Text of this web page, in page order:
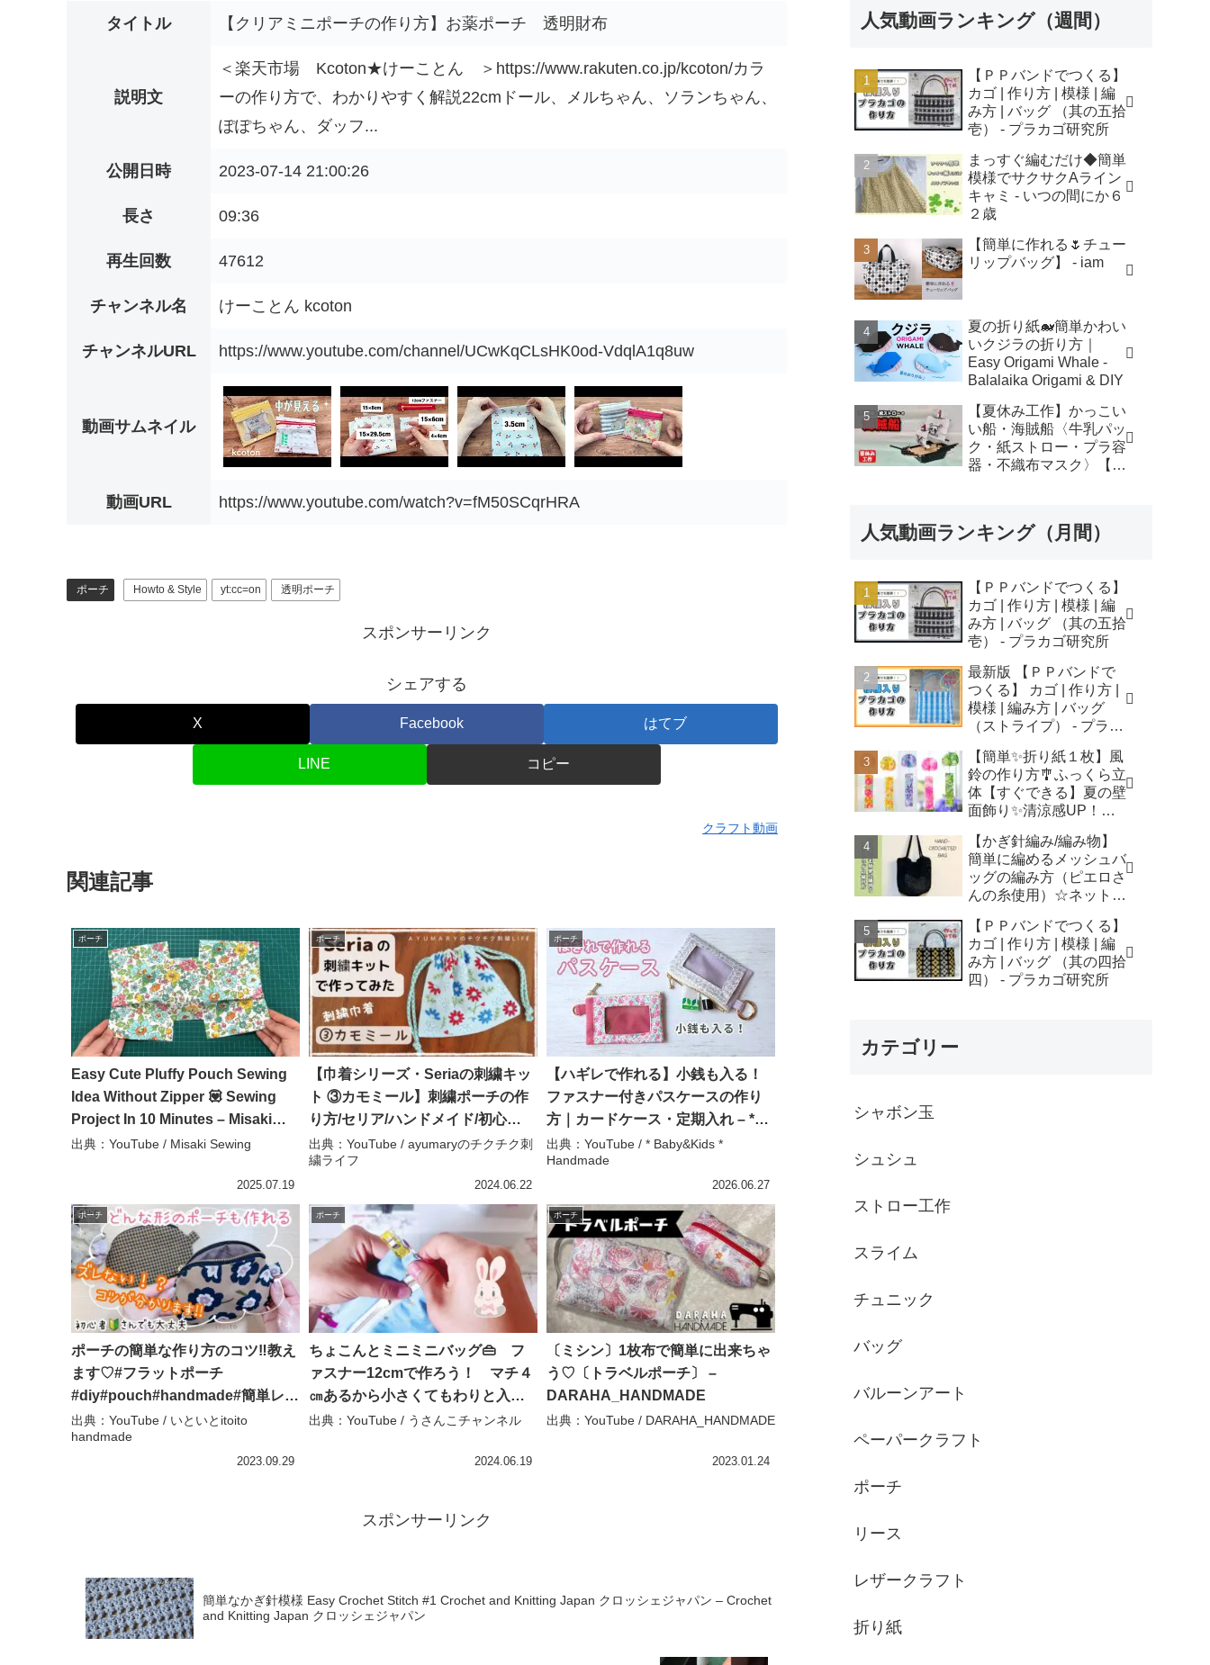
タイトル 【クリアミニポーチの作り方】お薬ポーチ 透明財布
説明文
＜楽天市場 Kcoton★けーことん ＞https://www.rakuten.co.jp/kcoton/カラ
ーの作り方で、わかりやすく解説22cmドール、メルちゃん、ソランちゃん、
ぽぽちゃん、ダッフ...
公開日時 2023-07-14 21:00:26
長さ 09:36
再生回数 47612
チャンネル名 けーことん kcoton
チャンネルURL https://www.youtube.com/channel/UCwKqCLsHK0od-VdqlA1q8uw
動画サムネイル
動画URL https://www.youtube.com/watch?v=fM50SCqrHRA
ポーチ Howto & Style yt:cc=on 透明ポーチ
スポンサーリンク
シェアする
X Facebook はてブ
LINE コピー
クラフト動画
関連記事
ポーチ
Easy Cute Pluffy Pouch Sewing
Idea Without Zipper 💟 Sewing
Project In 10 Minutes – Misaki
Sewing
出典：YouTube / Misaki Sewing
2025.07.19
ポーチ
【巾着シリーズ・Seriaの刺繍キッ
ト ③カモミール】刺繍ポーチの作
り方/セリア/ハンドメイド/初心
者/embroidery – ayumaryのチクチ
ク刺繍ライフ
出典：YouTube / ayumaryのチクチク刺
繍ライフ
2024.06.22
ポーチ
【ハギレで作れる】小銭も入る！
ファスナー付きパスケースの作り
方｜カードケース・定期入れ – *
Baby&Kids * Handmade
出典：YouTube / * Baby&Kids *
Handmade
2026.06.27
ポーチ
ポーチの簡単な作り方のコツ‼️教え
ます♡#フラットポーチ
#diy#pouch#handmade#簡単レシ
ピ#いといとitoito – いといとitoito
handmade
出典：YouTube / いといとitoito
handmade
2023.09.29
ポーチ
ちょこんとミニミニバッグ👜 フ
ァスナー12cmで作ろう！ マチ４
㎝あるから小さくてもわりと入り
ますよ😄 sewing tutorial （ポー
人気の形です！ – うさんこチャン
出典：YouTube / うさんこチャンネル
2024.06.19
ポーチ
〔ミシン〕1枚布で簡単に出来ちゃ
う♡〔トラベルポーチ〕 –
DARAHA_HANDMADE
出典：YouTube / DARAHA_HANDMADE
2023.01.24
スポンサーリンク
簡単なかぎ針模様 Easy Crochet Stitch #1 Crochet and Knitting Japan クロッシェジャパン – Crochet
and Knitting Japan クロッシェジャパン
人気動画ランキング（週間）
【ＰＰバンドでつくる】
カゴ | 作り方 | 模様 | 編
み方 | バッグ （其の五拾
壱） - プラカゴ研究所
まっすぐ編むだけ◆簡単
模様でサクサクAライン
キャミ - いつの間にか６
２歳
【簡単に作れる🌷チュー
リップバッグ】 - iam
夏の折り紙🐋簡単かわい
いクジラの折り方｜
Easy Origami Whale -
Balalaika Origami & DIY
【夏休み工作】かっこい
い船・海賊船〈牛乳パッ
ク・紙ストロー・プラ容
器・不織布マスク〉【自
人気動画ランキング（月間）
【ＰＰバンドでつくる】
カゴ | 作り方 | 模様 | 編
み方 | バッグ （其の五拾
壱） - プラカゴ研究所
最新版 【ＰＰバンドで
つくる】 カゴ | 作り方 |
模様 | 編み方 | バッグ
（ストライプ） - プラカ
【簡単✨折り紙１枚】風
鈴の作り方🎐ふっくら立
体【すぐできる】夏の壁
面飾り✨清涼感UP！無
Origami Wind Chimes -
はなみこと
【かぎ針編み/編み物】
簡単に編めるメッシュバ
ッグの編み方（ピエロさ
んの糸使用）☆ネットバ
mesh bag/tutorial - そろ
そろはじめよう
☆crochet
【ＰＰバンドでつくる】
カゴ | 作り方 | 模様 | 編
み方 | バッグ （其の四拾
四） - プラカゴ研究所
カテゴリー
シャボン玉
シュシュ
ストロー工作
スライム
チュニック
バッグ
バルーンアート
ペーパークラフト
ポーチ
リース
レザークラフト
折り紙